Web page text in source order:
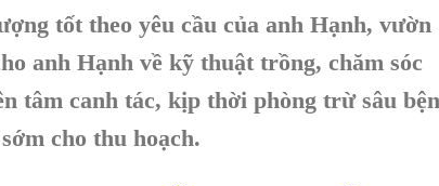
tốt theo yêu cầu của anh Hạnh, vườn
anh Hạnh về kỹ thuật trồng, chăm sóc
tâm canh tác, kịp thời phòng trừ sâu
cho thu hoạch.